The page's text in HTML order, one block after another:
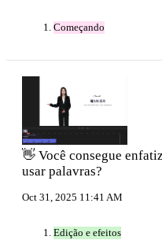
Começando
👋 Você consegue
usar palavras?
Oct 31, 2025 11:41 AM
Edição e efeitos